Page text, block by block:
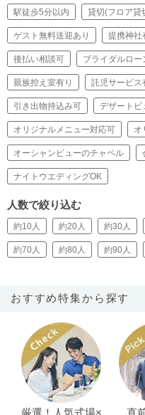
駅徒歩5分以内 貸切(フロア貸
ゲスト無料送迎あり 提携神社
後払い相談可 ブライダルロー
親族控え室有り 託児サービス
引き出物持込み可 デザートビ
オリジナルメニュー対応可 オ
オーシャンビューのチャペル
ナイトウエディングOK
人数で絞り込む
約10人 約20人 約30人
約70人 約80人 約90人
おすすめ特集から探す
厳選！人気式場× 直